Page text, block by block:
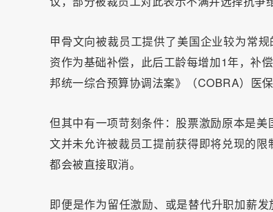
甲骨文向被裁员工提供了美国企业较为常
资作为基础补偿，此后工龄每增加1年，补
邦统一综合预算协调法案》（COBRA）医
但其中有一项苛刻条件：股票激励原本是
文并未允许被裁员工提前获得即将兑现的
都会被直接取消。
即便是作为留任激励、或是替代升职加薪